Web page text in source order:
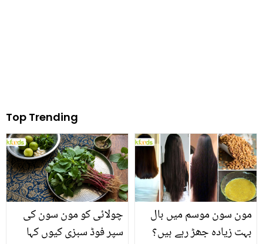
Top Trending
چولائی کو مون سون کی
سپر فوڈ سبزی کیوں کہا
مون سون موسم میں بال
بہت زیادہ جھڑ رہے ہیں؟